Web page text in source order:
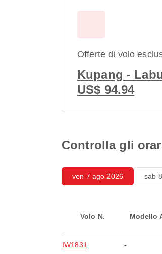
Offerte di volo
Kupang -
US$ 94.94
Controlla gli
ven 7 ago 2026 sab
Volo N. Modello
IW1831 -